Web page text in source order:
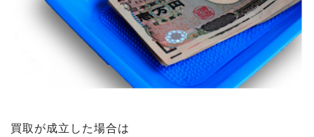
買取が成立した場合は